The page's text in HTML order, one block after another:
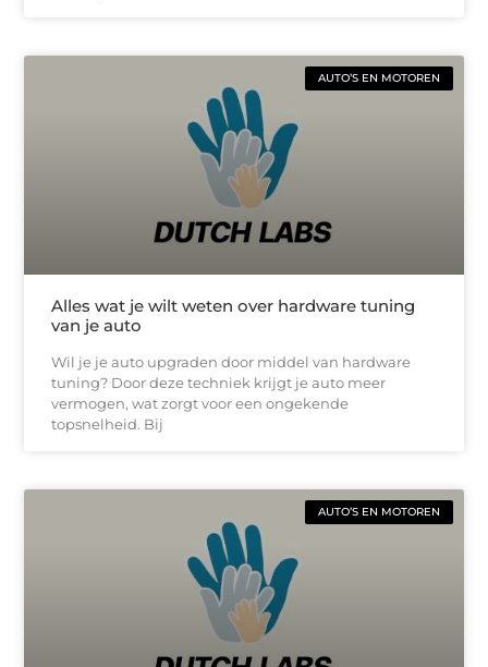
AUTO’S EN MOTOREN
Alles wat je wilt weten over hardware tuning
van je auto
Wil je je auto upgraden door middel van hardware
tuning? Door deze techniek krijgt je auto meer
vermogen, wat zorgt voor een ongekende
topsnelheid. Bij
AUTO’S EN MOTOREN